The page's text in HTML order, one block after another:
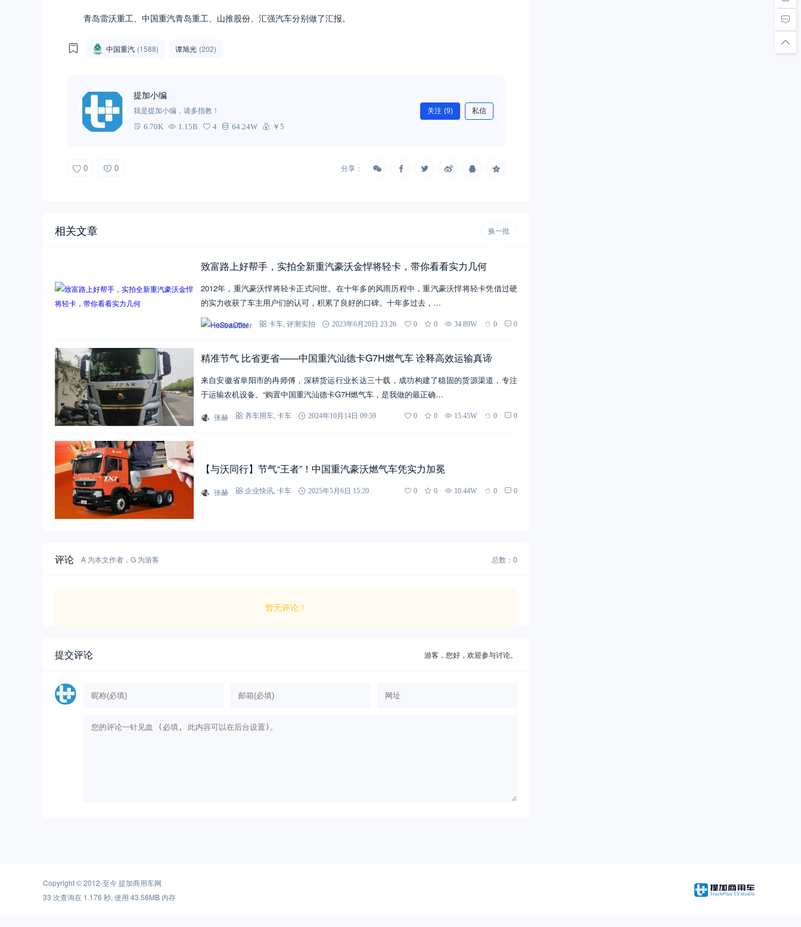
青岛雷沃重工、中国重汽青岛重工、山推股份、汇强汽车分别做了汇报。
中国重汽 (1588) 谭旭光 (202)
提加小编
我是提加小编，请多指教！
6.70K 1.15B 4 64.24W ￥5
关注 (9) 私信
0 0 分享：
相关文章 换一批
致富路上好帮手，实拍全新重汽豪沃金悍将轻卡，带你看看实力几何
2012年，重汽豪沃悍将轻卡正式问世。在十年多的风雨历程中，重汽豪沃悍将轻卡凭借过硬
的实力收获了车主用户们的认可，积累了良好的口碑。十年多过去，…
HeSeaOtter 卡车, 评测实拍 2023年6月20日 23:26 0 0 34.89W 0 0
精准节气 比省更省——中国重汽汕德卡G7H燃气车 诠释高效运输真谛
来自安徽省阜阳市的冉师傅，深耕货运行业长达三十载，成功构建了稳固的货源渠道，专注
于运输农机设备。“购置中国重汽汕德卡G7H燃气车，是我做的最正确…
张赫 养车用车, 卡车 2024年10月14日 09:59 0 0 15.45W 0 0
【与沃同行】节气“王者”！中国重汽豪沃燃气车凭实力加冕
张赫 企业快讯, 卡车 2025年5月6日 15:20 0 0 10.44W 0 0
评论 A 为本文作者，G 为游客 总数：0
暂无评论！
提交评论 游客， 您好，欢迎参与讨论。
Copyright © 2012-至今提加商用车网
33 次查询在 1.176 秒, 使用 43.58MB 内存